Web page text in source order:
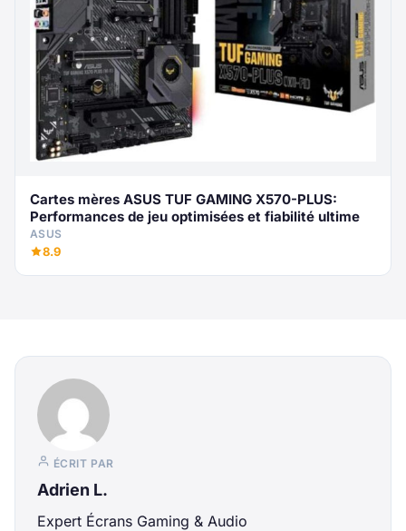
Cartes mères ASUS TUF GAMING X570-PLUS:
Performances de jeu optimisées et fiabilité ultime
ASUS
8.9
ÉCRIT PAR
Adrien L.
Expert Écrans Gaming & Audio